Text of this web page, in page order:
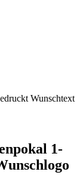
Wunschtext
1-